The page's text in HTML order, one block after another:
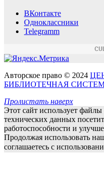
ВКонтакте
Одноклассники
Telegramm
Авторское право © 2024
БИБЛИОТЕЧНАЯ
Пролистать наверх
Этот сайт использует
технических данных
работоспособности и
Продолжая использовать
соглашаетесь с